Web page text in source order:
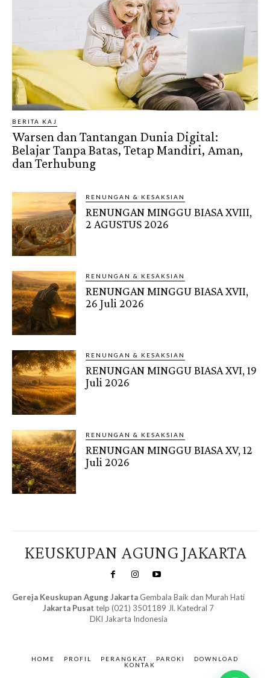
BERITA KAJ
Warsen dan Tantangan Dunia Digital:
Belajar Tanpa Batas, Tetap Mandiri, Aman,
dan Terhubung
RENUNGAN & KESAKSIAN
RENUNGAN MINGGU BIASA XVIII,
2 AGUSTUS 2026
RENUNGAN & KESAKSIAN
RENUNGAN MINGGU BIASA XVII,
26 Juli 2026
RENUNGAN & KESAKSIAN
RENUNGAN MINGGU BIASA XVI, 19
Juli 2026
RENUNGAN & KESAKSIAN
RENUNGAN MINGGU BIASA XV, 12
Juli 2026
KEUSKUPAN AGUNG JAKARTA
Gereja Keuskupan Agung Jakarta Gembala Baik dan Murah Hati
Jakarta Pusat telp (021) 3501189 Jl. Katedral 7
DKI Jakarta Indonesia
HOME PROFIL PERANGKAT PAROKI
DOWNLOAD
KONTAK